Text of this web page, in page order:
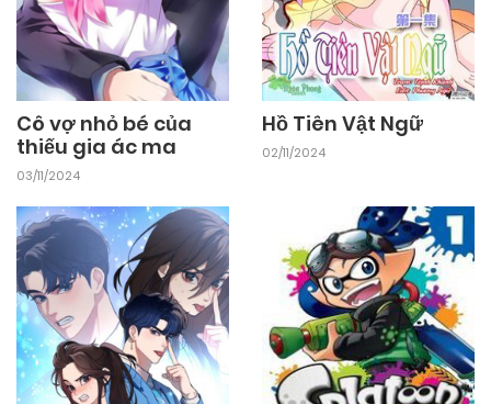
Cô vợ nhỏ bé của
thiếu gia ác ma
03/11/2024
Hồ Tiên Vật Ngữ
02/11/2024